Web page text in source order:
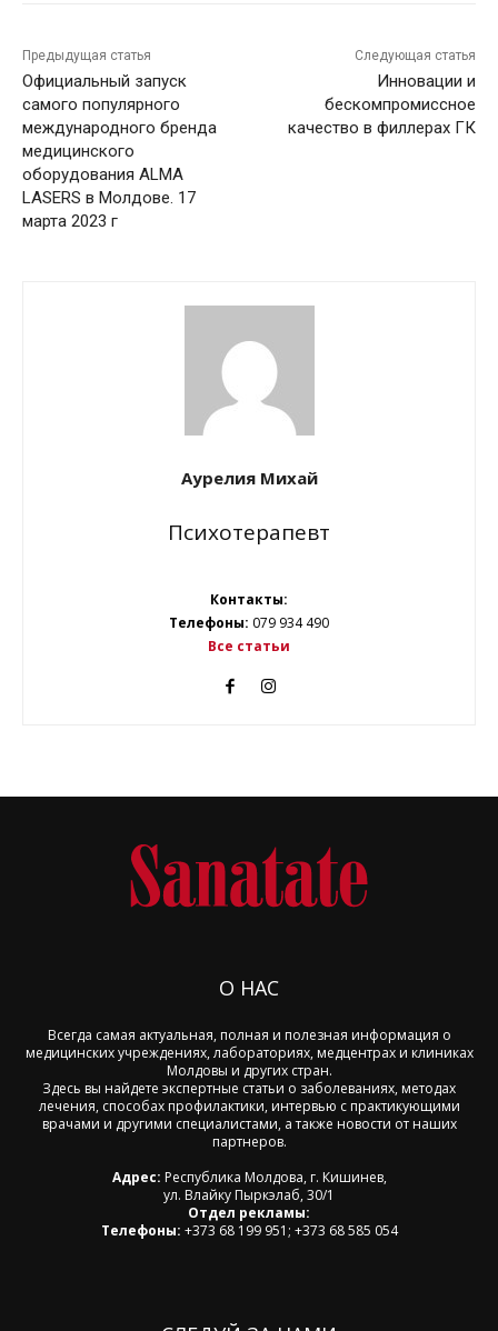
Предыдущая статья
Официальный запуск
самого популярного
международного бренда
медицинского
оборудования ALMA
LASERS в Молдове. 17
марта 2023 г
Следующая статья
Инновации и
бескомпромиссное
качество в филлерах ГК
Аурелия Михай
Психотерапевт
Контакты:
Телефоны: 079 934 490
Все статьи
О НАС
Всегда самая актуальная, полная и полезная информация о
медицинских учреждениях, лабораториях, медцентрах и клиниках
Молдовы и других стран.
Здесь вы найдете экспертные статьи о заболеваниях, методах
лечения, способах профилактики, интервью с практикующими
врачами и другими специалистами, а также новости от наших
партнеров.
Адрес: Республика Молдова, г. Кишинев,
ул. Влайку Пыркэлаб, 30/1
Отдел рекламы:
Телефоны: +373 68 199 951; +373 68 585 054